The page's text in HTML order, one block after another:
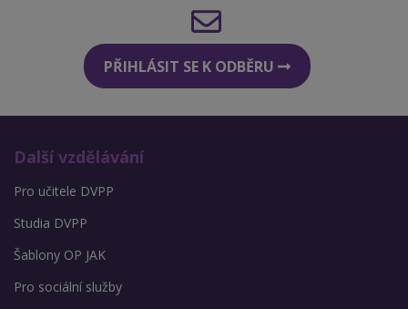
PŘIHLÁSIT SE K ODBĚRU
Další vzdělávání
Pro učitele DVPP
Studia DVPP
Šablony OP JAK
Pro sociální služby